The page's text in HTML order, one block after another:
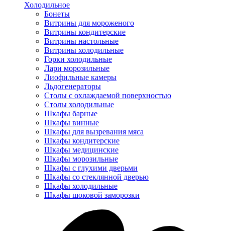
Холодильное
Бонеты
Витрины для мороженого
Витрины кондитерские
Витрины настольные
Витрины холодильные
Горки холодильные
Лари морозильные
Лиофильные камеры
Льдогенераторы
Столы с охлаждаемой поверхностью
Столы холодильные
Шкафы барные
Шкафы винные
Шкафы для вызревания мяса
Шкафы кондитерские
Шкафы медицинские
Шкафы морозильные
Шкафы с глухими дверьми
Шкафы со стеклянной дверью
Шкафы холодильные
Шкафы шоковой заморозки